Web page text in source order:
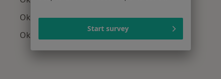
Okuliści z Compensa w Krakowie
Okuliści z Medicover w Krakowie
Start survey